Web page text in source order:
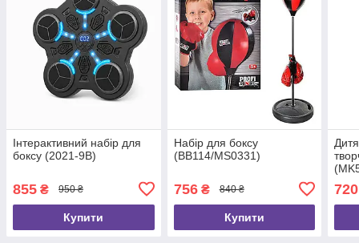
Інтерактивний набір для
боксу (2021-9B)
855 ₴ 950 ₴
Купити
Набір для боксу
(BB114/MS0331)
756₴ 840 ₴
Купити
720